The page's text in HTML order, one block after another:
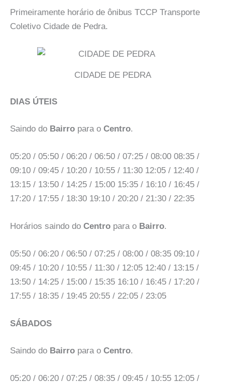
Primeiramente horário de ônibus TCCP Transporte
Coletivo Cidade de Pedra.
CIDADE DE PEDRA
DIAS ÚTEIS
Saindo do Bairro para o Centro.
05:20 / 05:50 / 06:20 / 06:50 / 07:25 / 08:00 08:35 /
09:10 / 09:45 / 10:20 / 10:55 / 11:30 12:05 / 12:40 /
13:15 / 13:50 / 14:25 / 15:00 15:35 / 16:10 / 16:45 /
17:20 / 17:55 / 18:30 19:10 / 20:20 / 21:30 / 22:35
Horários saindo do Centro para o Bairro.
05:50 / 06:20 / 06:50 / 07:25 / 08:00 / 08:35 09:10 /
09:45 / 10:20 / 10:55 / 11:30 / 12:05 12:40 / 13:15 /
13:50 / 14:25 / 15:00 / 15:35 16:10 / 16:45 / 17:20 /
17:55 / 18:35 / 19:45 20:55 / 22:05 / 23:05
SÁBADOS
Saindo do Bairro para o Centro.
05:20 / 06:20 / 07:25 / 08:35 / 09:45 / 10:55 12:05 /